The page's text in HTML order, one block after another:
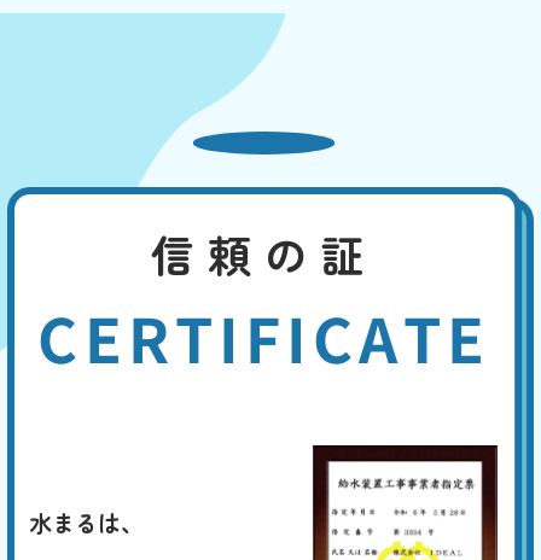
信頼の証
CERTIFICATE
水まるは、